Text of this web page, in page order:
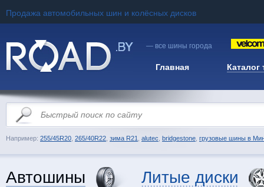
Продажа автомобильных шин и колёсных дисков
— все шины города
Главная Каталог
Например: 255/45R20 265/40R22 зима R21 alutec bridgestone грузовые шины в
Автошины Литые диски